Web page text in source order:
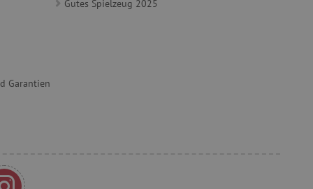
Garantien
Gutes Spielzeug 2025
Script.com-Dienst
für